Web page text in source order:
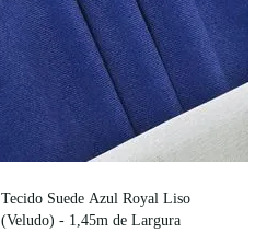
Tecido Suede Azul Royal Liso
(Veludo) - 1,45m de Largura